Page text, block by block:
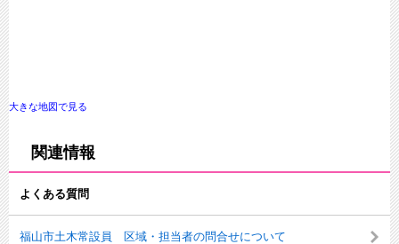
大きな地図で見る
関連情報
よくある質問
福山市土木常設員 区域・担当者の問合せについて